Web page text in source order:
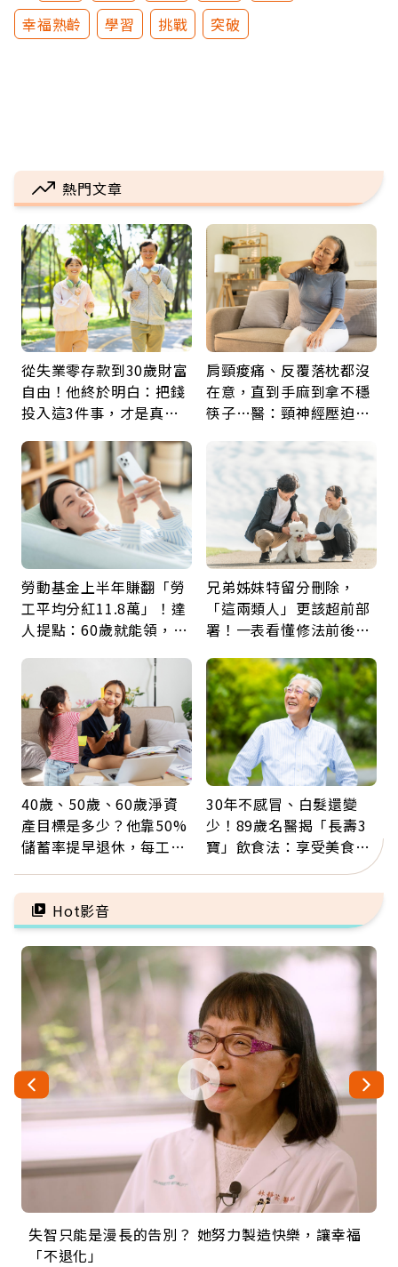
幸福熟齡
學習 挑戰 突破
熱門文章
從失業零存款到30歲財富
自由！他終於明白：把錢
投入這3件事，才是真正
肩頸痠痛、反覆落枕都沒
在意，直到手麻到拿不穩
筷子…醫：頸神經壓迫上
鍵
勞動基金上半年賺翻「勞
工平均分紅11.8萬」！達
人提點：60歲就能領，重
兄弟姊妹特留分刪除，
「這兩類人」更該超前部
署！一表看懂修法前後差
更多
40歲、50歲、60歲淨資
產目標是多少？他靠50%
儲蓄率提早退休，每工作
30年不感冒、白髮還變
少！89歲名醫揭「長壽3
寶」飲食法：享受美食不
Hot影音
失智只能是漫長的告別？ 她努力製造快樂，讓幸福
「不退化」
來自剛果的巧克力神父 為台灣奉獻36年 「台灣是我
的家，我連作夢都講台語！」
63歲卸矽谷副總、搬回台灣找快樂！「蛋黃哥小
丑」走進安養院，逗樂上萬爺奶：退休後才開始真
104歲打破金氏世界紀錄 成為全球最年長羽球選
手，分享長壽的秘密原來是「這個」
事業巔峰他選擇追夢…黑手阿伯拉小提琴還登上小
巨蛋！連CNN都大讚！